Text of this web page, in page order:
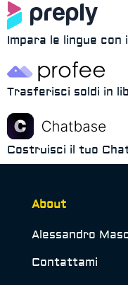
Impara le lingue
Trasferisci soldi in
Costruisci il tuo
About
Alessandro
Contattami